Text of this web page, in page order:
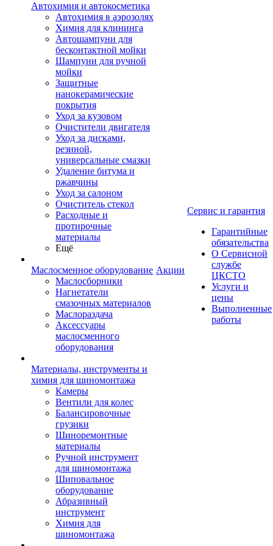
Автохимия и автокосметика
Автохимия в аэрозолях
Химия для клининга
Автошампуни для
бесконтактной мойки
Шампуни для ручной
мойки
Защитные
нанокерамические
покрытия
Уход за кузовом
Очистители двигателя
Уход за дисками,
резиной,
универсальные смазки
Удаление битума и
ржавчины
Уход за салоном
Очиститель стекол
Расходные и
протирочные
материалы
Ещё
Маслосменное оборудование
Маслосборники
Нагнетатели
смазочных материалов
Маслораздача
Аксессуары
маслосменного
оборудования
Материалы, инструменты и
химия для шиномонтажа
Камеры
Вентили для колес
Балансировочные
грузики
Шиноремонтные
материалы
Ручной инструмент
для шиномонтажа
Шиповальное
оборудование
Абразивный
инструмент
Химия для
шиномонтажа
Акции
Сервис и гарантия
Гарантийные
обязательства
О Сервисной
службе
ЦКСТО
Услуги и
цены
Выполненные
работы